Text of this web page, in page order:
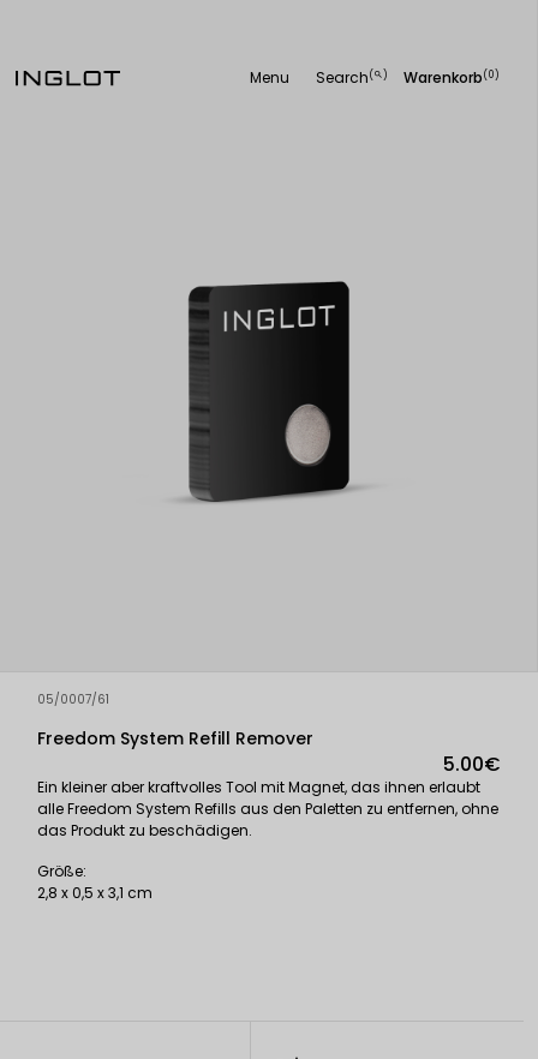
Menu Search(
search ) Warenkorb(0)
05/0007/61
Freedom System Refill Remover
5.00€
Ein kleiner aber kraftvolles Tool mit Magnet, das ihnen erlaubt
alle Freedom System Refills aus den Paletten zu entfernen, ohne
das Produkt zu beschädigen.
Größe:
2,8 x 0,5 x 3,1 cm